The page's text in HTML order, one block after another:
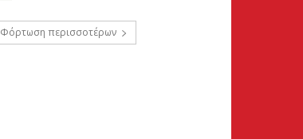
Φόρτωση περισσοτέρων